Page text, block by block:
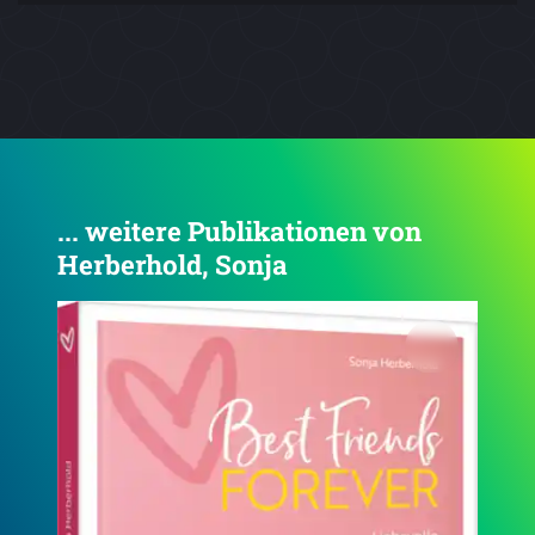
... weitere Publikationen von
Herberhold, Sonja
4.5